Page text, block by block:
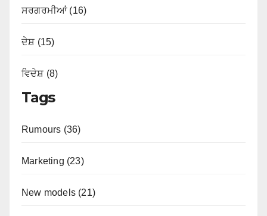
ਸਰਗਰਮੀਆਂ (16)
ਦੇਸ਼ (15)
ਵਿਦੇਸ਼ (8)
Tags
Rumours (36)
Marketing (23)
New models (21)